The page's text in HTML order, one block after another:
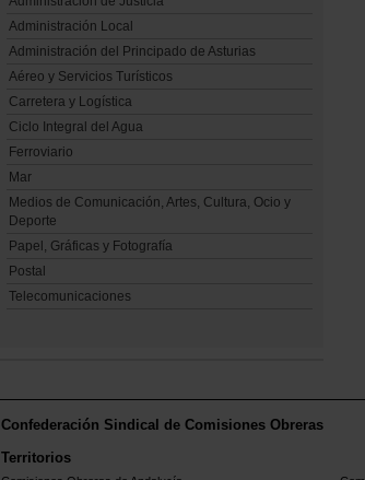
Administración Local
Administración del Principado de Asturias
Aéreo y Servicios Turísticos
Carretera y Logística
Ciclo Integral del Agua
Ferroviario
Mar
Medios de Comunicación, Artes, Cultura, Ocio y
Deporte
Papel, Gráficas y Fotografía
Postal
Telecomunicaciones
Confederación Sindical de Comisiones Obreras
Territorios